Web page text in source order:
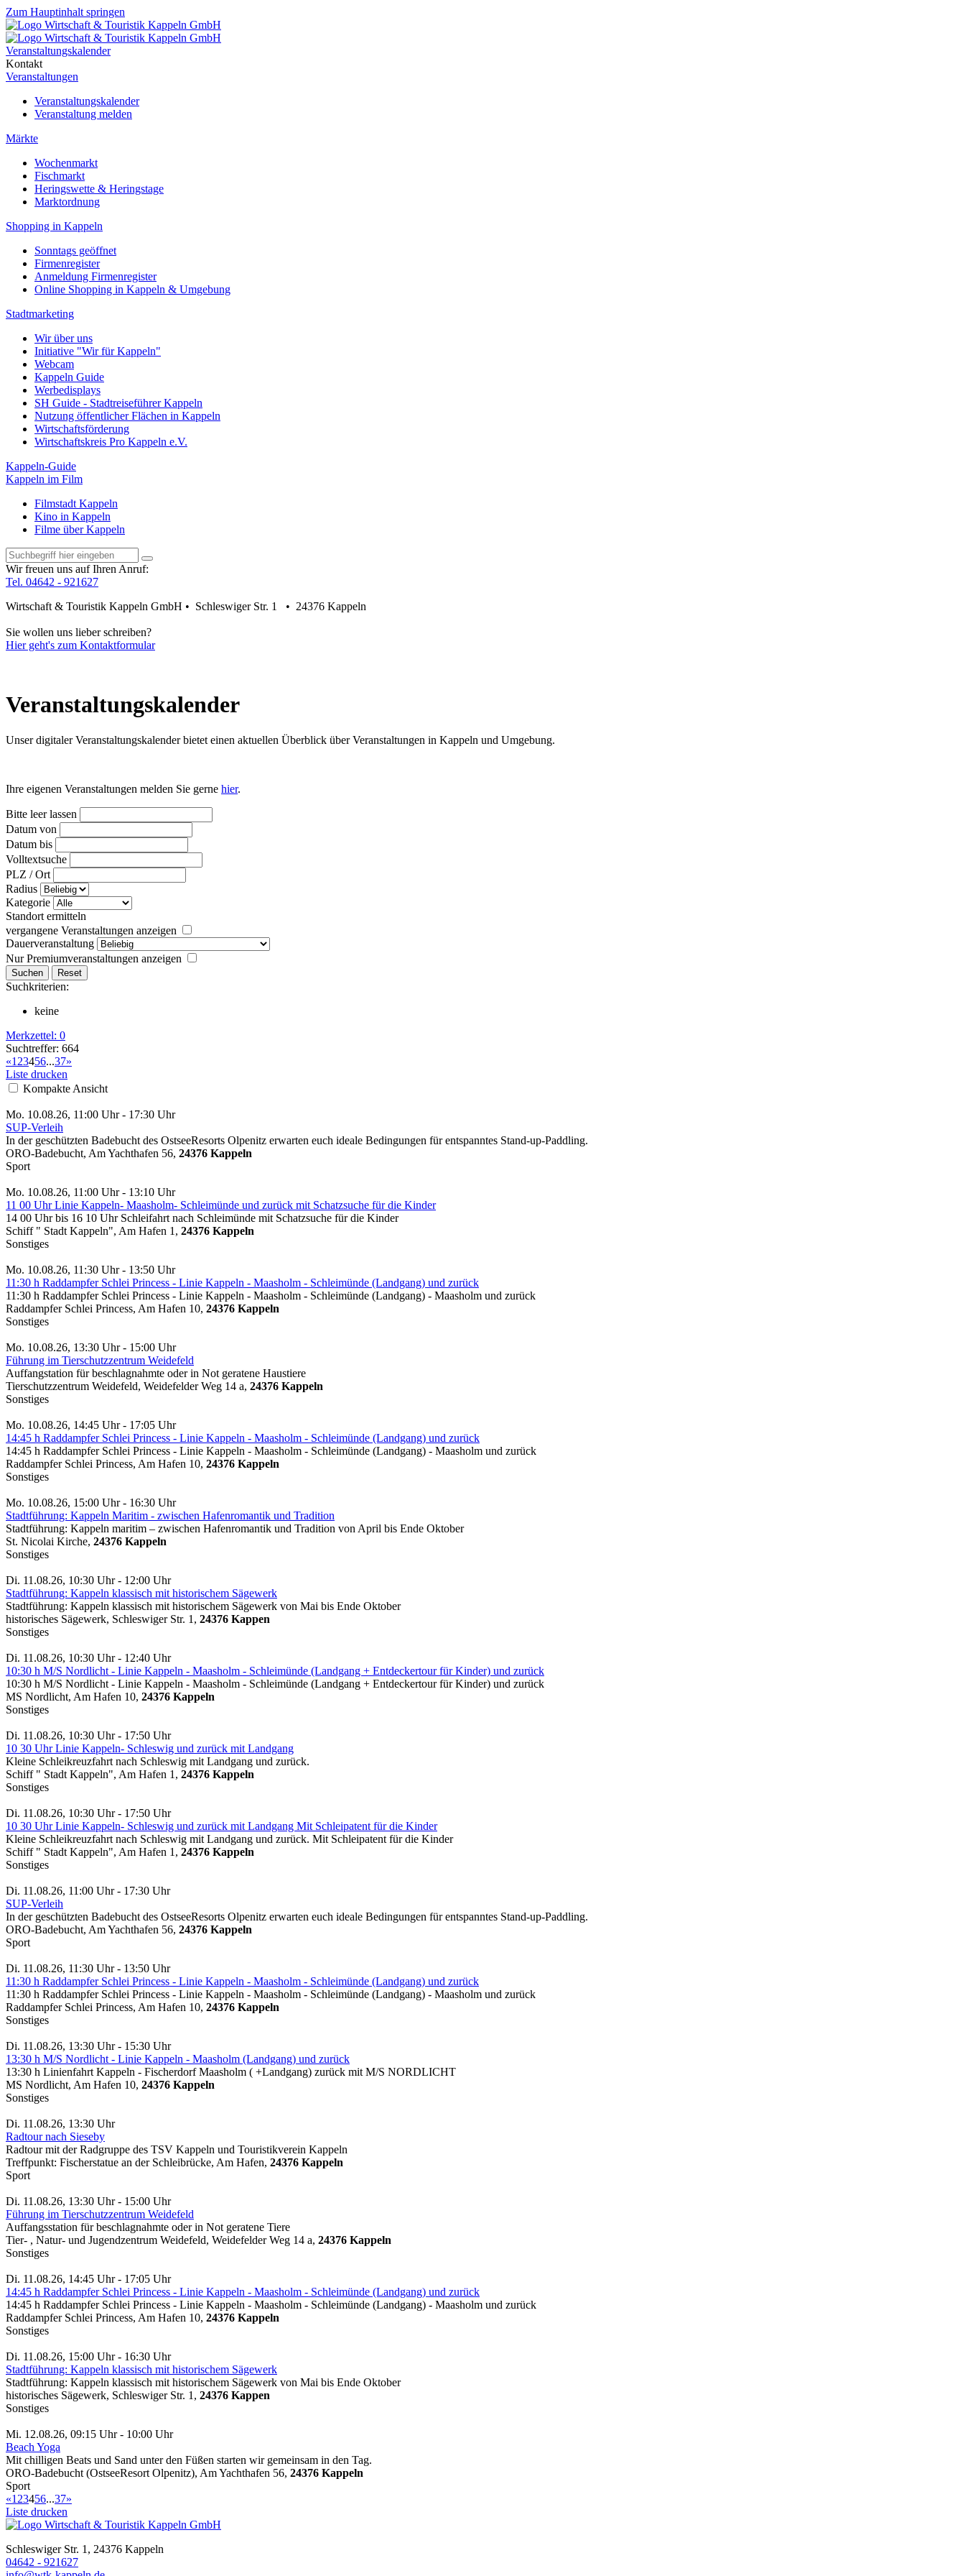
Zum Hauptinhalt springen
Veranstaltungskalender
Kontakt
Veranstaltungen
Veranstaltungskalender
Veranstaltung melden
Märkte
Wochenmarkt
Fischmarkt
Heringswette & Heringstage
Marktordnung
Shopping in Kappeln
Sonntags geöffnet
Firmenregister
Anmeldung Firmenregister
Online Shopping in Kappeln & Umgebung
Stadtmarketing
Wir über uns
Initiative "Wir für Kappeln"
Webcam
Kappeln Guide
Werbedisplays
SH Guide - Stadtreiseführer Kappeln
Nutzung öffentlicher Flächen in Kappeln
Wirtschaftsförderung
Wirtschaftskreis Pro Kappeln e.V.
Kappeln-Guide
Kappeln im Film
Filmstadt Kappeln
Kino in Kappeln
Filme über Kappeln
Wir freuen uns auf Ihren Anruf:
Tel. 04642 - 921627
Wirtschaft & Touristik Kappeln GmbH • Schleswiger Str. 1 • 24376 Kappeln
Sie wollen uns lieber schreiben?
Hier geht's zum Kontaktformular
Veranstaltungs­kalender
Unser digitaler Veranstaltungskalender bietet einen aktuellen Überblick über Veranstaltungen in Kappeln und Umgebung.
Ihre eigenen Veranstaltungen melden Sie gerne hier.
Bitte leer lassen
Datum von
Datum bis
Volltextsuche
PLZ / Ort
Radius
Kategorie
Standort ermitteln
vergangene Veranstaltungen anzeigen
Dauerveranstaltung
Nur Premiumveranstaltungen anzeigen
Suchkriterien:
keine
Merkzettel: 0
Suchtreffer: 664
«1 23456...37»
Liste drucken
Kompakte Ansicht
Mo. 10.08.26, 11:00 Uhr - 17:30 Uhr
SUP-Verleih
In der geschützten Badebucht des OstseeResorts Olpenitz erwarten euch ideale Bedingungen für entspanntes Stand-up-Paddling.
ORO-Badebucht, Am Yachthafen 56, 24376 Kappeln
Sport
Mo. 10.08.26, 11:00 Uhr - 13:10 Uhr
11 00 Uhr Linie Kappeln- Maasholm- Schleimünde und zurück mit Schatzsuche für die Kinder
14 00 Uhr bis 16 10 Uhr Schleifahrt nach Schleimünde mit Schatzsuche für die Kinder
Schiff " Stadt Kappeln", Am Hafen 1, 24376 Kappeln
Sonstiges
Mo. 10.08.26, 11:30 Uhr - 13:50 Uhr
11:30 h Raddampfer Schlei Princess - Linie Kappeln - Maasholm - Schleimünde (Landgang) und zurück
11:30 h Raddampfer Schlei Princess - Linie Kappeln - Maasholm - Schleimünde (Landgang) - Maasholm und zurück
Raddampfer Schlei Princess, Am Hafen 10, 24376 Kappeln
Sonstiges
Mo. 10.08.26, 13:30 Uhr - 15:00 Uhr
Führung im Tierschutzzentrum Weidefeld
Auffangstation für beschlagnahmte oder in Not geratene Haustiere
Tierschutzzentrum Weidefeld, Weidefelder Weg 14 a, 24376 Kappeln
Sonstiges
Mo. 10.08.26, 14:45 Uhr - 17:05 Uhr
14:45 h Raddampfer Schlei Princess - Linie Kappeln - Maasholm - Schleimünde (Landgang) und zurück
14:45 h Raddampfer Schlei Princess - Linie Kappeln - Maasholm - Schleimünde (Landgang) - Maasholm und zurück
Raddampfer Schlei Princess, Am Hafen 10, 24376 Kappeln
Sonstiges
Mo. 10.08.26, 15:00 Uhr - 16:30 Uhr
Stadtführung: Kappeln Maritim - zwischen Hafenromantik und Tradition
Stadtführung: Kappeln maritim – zwischen Hafenromantik und Tradition von April bis Ende Oktober
St. Nicolai Kirche, 24376 Kappeln
Sonstiges
Di. 11.08.26, 10:30 Uhr - 12:00 Uhr
Stadtführung: Kappeln klassisch mit historischem Sägewerk
Stadtführung: Kappeln klassisch mit historischem Sägewerk von Mai bis Ende Oktober
historisches Sägewerk, Schleswiger Str. 1, 24376 Kappen
Sonstiges
Di. 11.08.26, 10:30 Uhr - 12:40 Uhr
10:30 h M/S Nordlicht - Linie Kappeln - Maasholm - Schleimünde (Landgang + Entdeckertour für Kinder) und zurück
10:30 h M/S Nordlicht - Linie Kappeln - Maasholm - Schleimünde (Landgang + Entdeckertour für Kinder) und zurück
MS Nordlicht, Am Hafen 10, 24376 Kappeln
Sonstiges
Di. 11.08.26, 10:30 Uhr - 17:50 Uhr
10 30 Uhr Linie Kappeln- Schleswig und zurück mit Landgang
Kleine Schleikreuzfahrt nach Schleswig mit Landgang und zurück.
Schiff " Stadt Kappeln", Am Hafen 1, 24376 Kappeln
Sonstiges
Di. 11.08.26, 10:30 Uhr - 17:50 Uhr
10 30 Uhr Linie Kappeln- Schleswig und zurück mit Landgang Mit Schleipatent für die Kinder
Kleine Schleikreuzfahrt nach Schleswig mit Landgang und zurück. Mit Schleipatent für die Kinder
Schiff " Stadt Kappeln", Am Hafen 1, 24376 Kappeln
Sonstiges
Di. 11.08.26, 11:00 Uhr - 17:30 Uhr
SUP-Verleih
In der geschützten Badebucht des OstseeResorts Olpenitz erwarten euch ideale Bedingungen für entspanntes Stand-up-Paddling.
ORO-Badebucht, Am Yachthafen 56, 24376 Kappeln
Sport
Di. 11.08.26, 11:30 Uhr - 13:50 Uhr
11:30 h Raddampfer Schlei Princess - Linie Kappeln - Maasholm - Schleimünde (Landgang) und zurück
11:30 h Raddampfer Schlei Princess - Linie Kappeln - Maasholm - Schleimünde (Landgang) - Maasholm und zurück
Raddampfer Schlei Princess, Am Hafen 10, 24376 Kappeln
Sonstiges
Di. 11.08.26, 13:30 Uhr - 15:30 Uhr
13:30 h M/S Nordlicht - Linie Kappeln - Maasholm (Landgang) und zurück
13:30 h Linienfahrt Kappeln - Fischerdorf Maasholm ( +Landgang) zurück mit M/S NORDLICHT
MS Nordlicht, Am Hafen 10, 24376 Kappeln
Sonstiges
Di. 11.08.26, 13:30 Uhr
Radtour nach Sieseby
Radtour mit der Radgruppe des TSV Kappeln und Touristikverein Kappeln
Treffpunkt: Fischerstatue an der Schleibrücke, Am Hafen, 24376 Kappeln
Sport
Di. 11.08.26, 13:30 Uhr - 15:00 Uhr
Führung im Tierschutzzentrum Weidefeld
Auffangsstation für beschlagnahmte oder in Not geratene Tiere
Tier- , Natur- und Jugendzentrum Weidefeld, Weidefelder Weg 14 a, 24376 Kappeln
Sonstiges
Di. 11.08.26, 14:45 Uhr - 17:05 Uhr
14:45 h Raddampfer Schlei Princess - Linie Kappeln - Maasholm - Schleimünde (Landgang) und zurück
14:45 h Raddampfer Schlei Princess - Linie Kappeln - Maasholm - Schleimünde (Landgang) - Maasholm und zurück
Raddampfer Schlei Princess, Am Hafen 10, 24376 Kappeln
Sonstiges
Di. 11.08.26, 15:00 Uhr - 16:30 Uhr
Stadtführung: Kappeln klassisch mit historischem Sägewerk
Stadtführung: Kappeln klassisch mit historischem Sägewerk von Mai bis Ende Oktober
historisches Sägewerk, Schleswiger Str. 1, 24376 Kappen
Sonstiges
Mi. 12.08.26, 09:15 Uhr - 10:00 Uhr
Beach Yoga
Mit chilligen Beats und Sand unter den Füßen starten wir gemeinsam in den Tag.
ORO-Badebucht (OstseeResort Olpenitz), Am Yachthafen 56, 24376 Kappeln
Sport
«1 23456...37»
Liste drucken
Schleswiger Str. 1, 24376 Kappeln
04642 - 921627